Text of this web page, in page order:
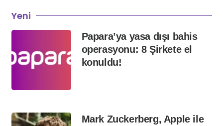
Yeni
Papara’ya yasa dışı bahis
operasyonu: 8 Şirkete el
konuldu!
Mark Zuckerberg, Apple ile